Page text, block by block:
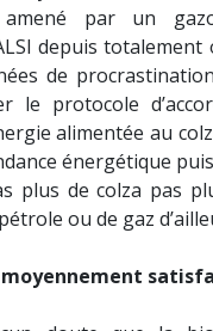
par un
depuis totalement
de
le protocole
alimentée au
énergétique
plus de colza pas
ou de gaz